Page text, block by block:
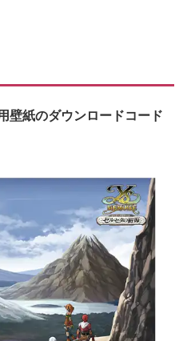
壁紙のダウンロードコード